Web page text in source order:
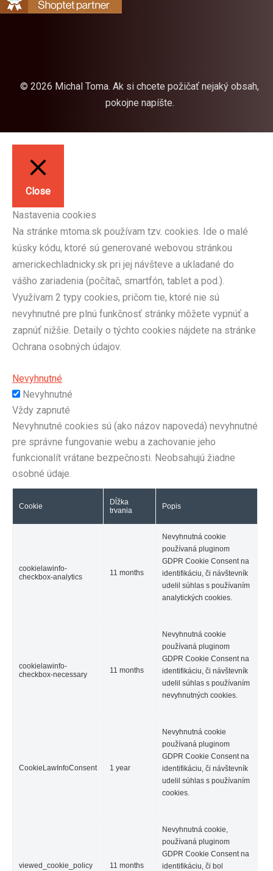
© 2026 Michal Toma. Ak si chcete požičať nejaký obsah,
pokojne napíšte.
Close
Nastavenia cookies
Na stránke mtoma.sk používam tzv. cookies. Ide o malé
kúsky kódu, ktoré sú generované webovou stránkou
americkechladnicky.sk pri jej návšteve a ukladané do
vášho zariadenia (počítač, smartfón, tablet a pod.).
Využívam 2 typy cookies, pričom tie, ktoré nie sú
nevyhnutné pre plnú funkčnosť stránky môžete vypnúť a
zapnúť nižšie. Detaily o týchto cookies nájdete na stránke
Ochrana osobných údajov.
Nevyhnutné
Nevyhnutné
Vždy zapnuté
Nevyhnutné cookies sú (ako názov napovedá) nevyhnutné
pre správne fungovanie webu a zachovanie jeho
funkcionalít vrátane bezpečnosti. Neobsahujú žiadne
osobné údaje.
Cookie
Dĺžka
trvania
Popis
cookielawinfo-
checkbox-analytics
11 months
Nevyhnutná cookie
používaná pluginom
GDPR Cookie Consent na
identifikáciu, či návštevník
udelil súhlas s používaním
analytických cookies.
cookielawinfo-
checkbox-necessary
11 months
Nevyhnutná cookie
používaná pluginom
GDPR Cookie Consent na
identifikáciu, či návštevník
udelil súhlas s používaním
nevyhnutných cookies.
CookieLawInfoConsent 1 year
Nevyhnutná cookie
používaná pluginom
GDPR Cookie Consent na
identifikáciu, či návštevník
udelil súhlas s používaním
cookies.
viewed_cookie_policy 11 months
Nevyhnutná cookie,
používaná pluginom
GDPR Cookie Consent na
identifikáciu, či bol